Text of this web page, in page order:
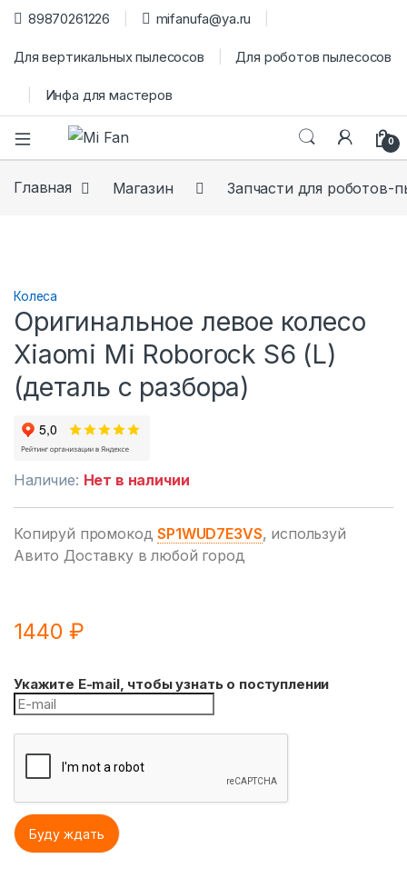
89870261226 mifanufa@ya.ru
Для вертикальных пылесосов Для роботов пылесосов
Инфа для мастеров
0
Главная Магазин Запчасти для роботов-
Колеса
Оригинальное левое колесо
Xiaomi Mi Roborock S6 (L)
(деталь с разбора)
Наличие: Нет в наличии
Копируй промокодSP1WUD7E3VS, используй
Авито Доставку в любой город
1440₽
Укажите E-mail, чтобы узнать о поступлении